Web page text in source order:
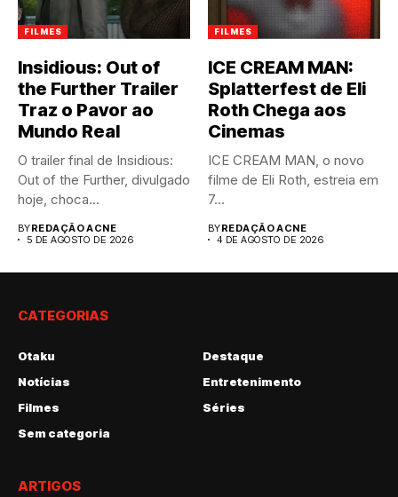
FILMES
Insidious: Out of
the Further Trailer
Traz o Pavor ao
Mundo Real
O trailer final de Insidious:
Out of the Further, divulgado
hoje, choca...
BYREDAÇÃO ACNE
5 DE AGOSTO DE 2026
FILMES
ICE CREAM MAN:
Splatterfest de Eli
Roth Chega aos
Cinemas
ICE CREAM MAN, o novo
filme de Eli Roth, estreia em
7...
BYREDAÇÃO ACNE
4 DE AGOSTO DE 2026
CATEGORIAS
Otaku
Destaque
Notícias
Entretenimento
Filmes
Séries
Sem categoria
ARTIGOS